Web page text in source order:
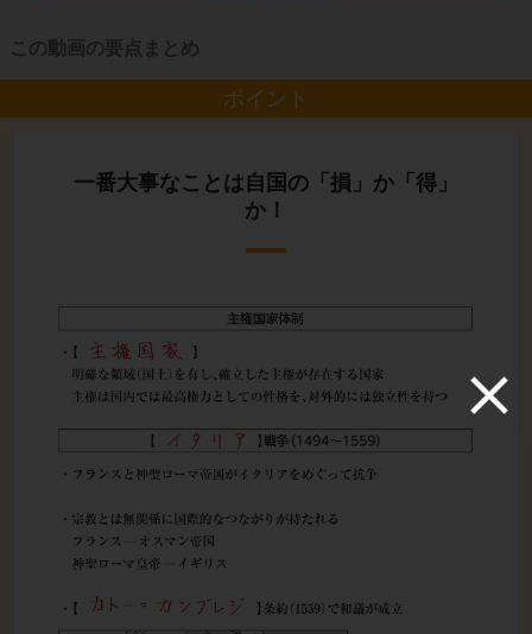
この動画の要点まとめ
ポイント
一番大事なことは自国の「損」か「得」
か！